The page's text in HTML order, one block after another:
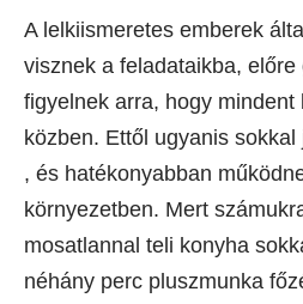
A lelkiismeretes emberek
visznek a feladataikba,
figyelnek arra, hogy mindent
közben. Ettől ugyanis
, és hatékonyabban
környezetben. Mert
mosatlannal teli konyha
néhány perc pluszmunka